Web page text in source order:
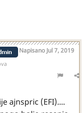
Napisano Jul 7, 2019
ajnspric (EFI)....